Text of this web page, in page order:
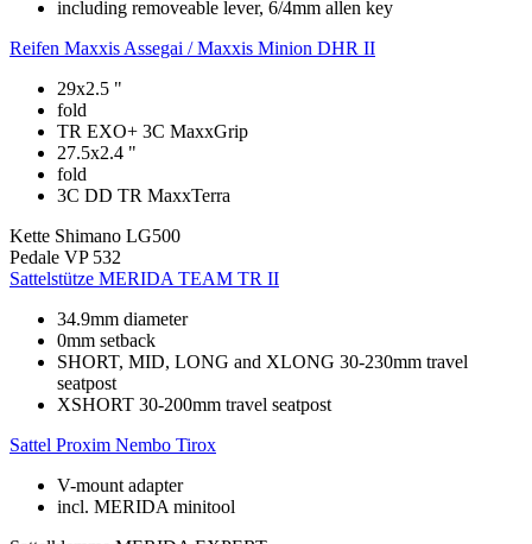
including removeable lever, 6/4mm allen key
Reifen Maxxis Assegai / Maxxis Minion DHR II
29x2.5 "
fold
TR EXO+ 3C MaxxGrip
27.5x2.4 "
fold
3C DD TR MaxxTerra
Kette Shimano LG500
Pedale VP 532
Sattelstütze MERIDA TEAM TR II
34.9mm diameter
0mm setback
SHORT, MID, LONG and XLONG 30-230mm travel
seatpost
XSHORT 30-200mm travel seatpost
Sattel Proxim Nembo Tirox
V-mount adapter
incl. MERIDA minitool